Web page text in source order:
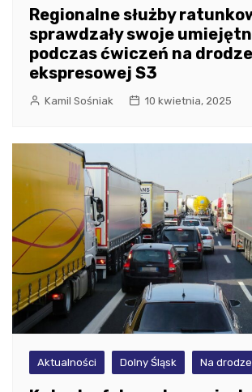
Regionalne służby
sprawdzały swoje
podczas ćwiczeń na drodze
ekspresowej S3
Kamil Sośniak 10 kwietnia, 2025
Aktualności Dolny Śląsk Na drodze